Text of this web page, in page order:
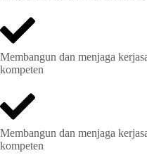
Membangun dan menjaga
kompeten
Membangun dan menjaga
kompeten